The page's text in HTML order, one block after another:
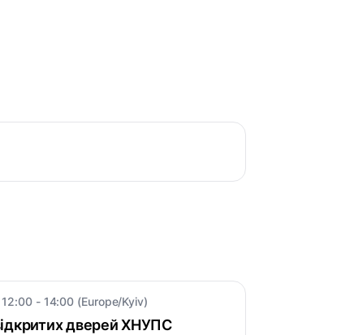
- 14:00 (Europe/Kyiv)
дверей ХНУПС